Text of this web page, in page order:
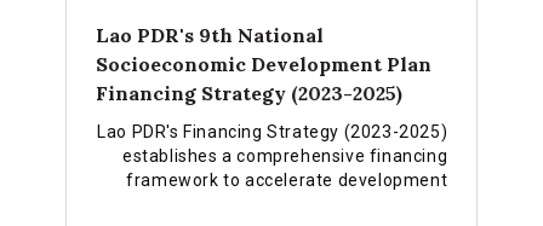
Lao PDR's 9th National
Socioeconomic Development Plan
Financing Strategy (2023-2025)
Lao PDR's Financing Strategy (2023-2025)
establishes a comprehensive financing
framework to accelerate development